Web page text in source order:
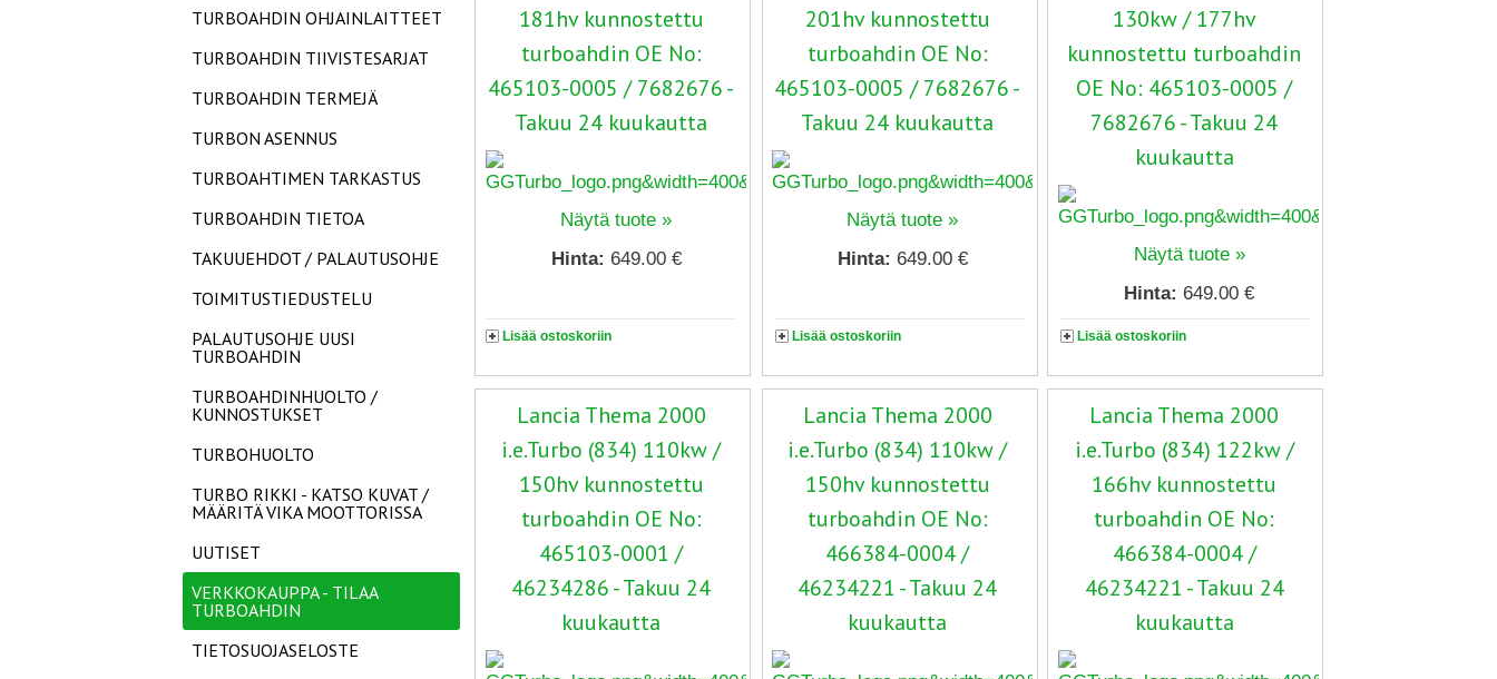
181hv kunnostettu
turboahdin OE No:
465103-0005 / 7682676 -
Takuu 24 kuukautta
Näytä tuote »
Hinta: 649.00 €
Lisää ostoskoriin
201hv kunnostettu
turboahdin OE No:
465103-0005 / 7682676 -
Takuu 24 kuukautta
Näytä tuote »
Hinta: 649.00 €
Lisää ostoskoriin
130kw / 177hv
kunnostettu turboahdin
OE No: 465103-0005 /
7682676 - Takuu 24
kuukautta
Näytä tuote »
Hinta:649.00 €
Lisää ostoskoriin
Lancia Thema 2000
i.e.Turbo (834) 110kw /
150hv kunnostettu
turboahdin OE No:
465103-0001 /
46234286 - Takuu 24
kuukautta
Lancia Thema 2000
i.e.Turbo (834) 110kw /
150hv kunnostettu
turboahdin OE No:
466384-0004 /
46234221 - Takuu 24
kuukautta
Lancia Thema 2000
i.e.Turbo (834) 122kw /
166hv kunnostettu
turboahdin OE No:
466384-0004 /
46234221 - Takuu 24
kuukautta
TURBOAHDIN OHJAINLAITTEET
TURBOAHDIN TIIVISTESARJAT
TURBOAHDIN TERMEJÄ
TURBON ASENNUS
TURBOAHTIMEN TARKASTUS
TURBOAHDIN TIETOA
TAKUUEHDOT / PALAUTUSOHJE
TOIMITUSTIEDUSTELU
PALAUTUSOHJE UUSI
TURBOAHDIN
TURBOAHDINHUOLTO /
KUNNOSTUKSET
TURBOHUOLTO
TURBO RIKKI - KATSO KUVAT /
MÄÄRITÄ VIKA MOOTTORISSA
UUTISET
VERKKOKAUPPA - TILAA
TURBOAHDIN
TIETOSUOJASELOSTE